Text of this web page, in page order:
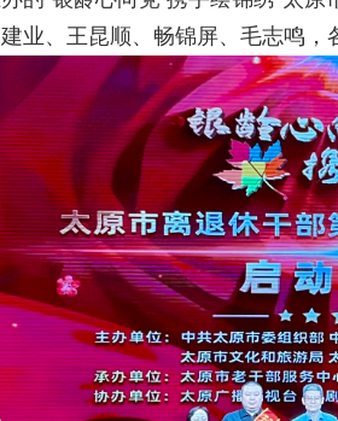
业、王昆顺、畅锦屏、毛志鸣，